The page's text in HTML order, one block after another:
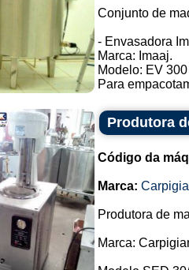
Conjunto de
- Envasadora
Marca: Imaaj.
Modelo: EV 300
Para
Produtora
Código da
Marca:
Produtora de
Marca: